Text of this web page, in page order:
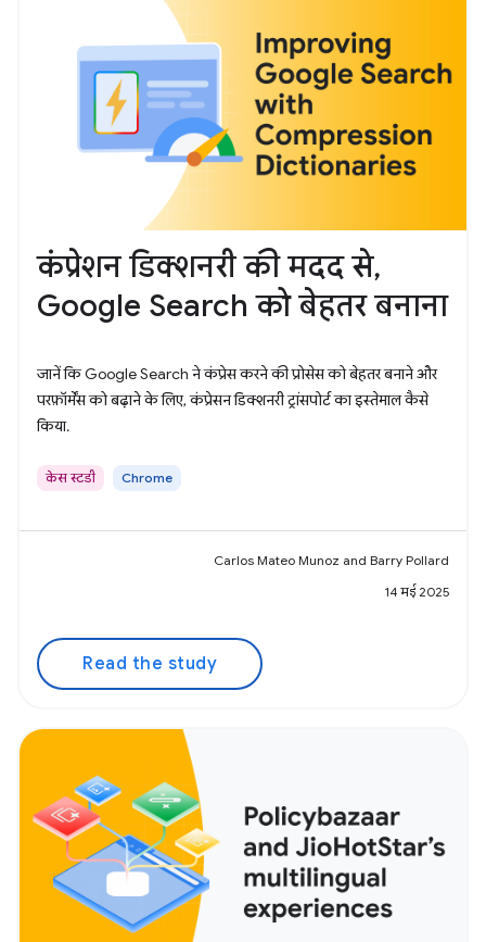
कंप्रेशन डिक्शनरी की मदद से,
Google Search को बेहतर बनाना
जानें कि Google Search ने कंप्रेस करने की प्रोसेस को बेहतर बनाने और
परफ़ॉर्मेंस को बढ़ाने के लिए, कंप्रेसन डिक्शनरी ट्रांसपोर्ट का इस्तेमाल कैसे
किया.
केस स्टडी Chrome
Carlos Mateo Munoz and Barry Pollard
14 मई 2025
Read the study